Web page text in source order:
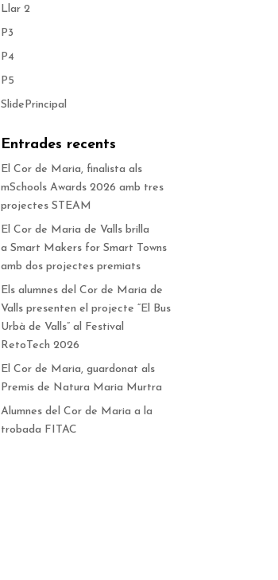
Llar 2
P3
P4
P5
SlidePrincipal
Entrades recents
El Cor de Maria, finalista als
mSchools Awards 2026 amb tres
projectes STEAM
El Cor de Maria de Valls brilla
a Smart Makers for Smart Towns
amb dos projectes premiats
Els alumnes del Cor de Maria de
Valls presenten el projecte “El Bus
Urbà de Valls” al Festival
RetoTech 2026
El Cor de Maria, guardonat als
Premis de Natura Maria Murtra
Alumnes del Cor de Maria a la
trobada FITAC